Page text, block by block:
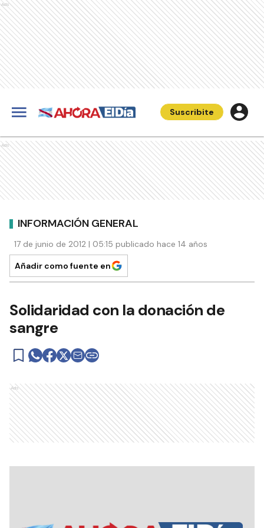
Ads
Suscribite
Ads
INFORMACIÓN GENERAL
17 de junio de 2012 | 05:15 publicado hace 14 años
Añadir como fuente en
Solidaridad con la donación de
sangre
Ads